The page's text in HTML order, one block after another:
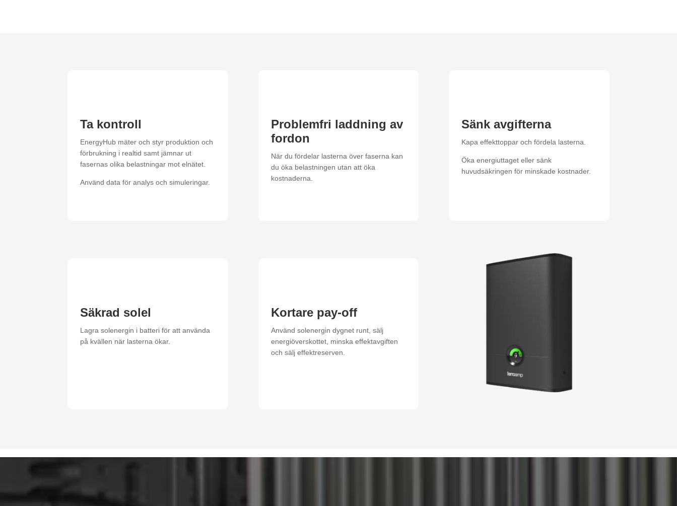
Ta kontroll
EnergyHub mäter och styr produktion och
förbrukning i realtid samt jämnar ut
fasernas olika belastningar mot elnätet.
Använd data för analys och simuleringar.
Problemfri laddning av
fordon
När du fördelar lasterna över faserna kan
du öka belastningen utan att öka
kostnaderna.
Sänk avgifterna
Kapa effekttoppar och fördela lasterna.
Öka energiuttaget eller sänk
huvudsäkringen för minskade kostnader.
Säkrad solel
Lagra solenergin i batteri för att använda
på kvällen när lasterna ökar.
Kortare pay-off
Använd solenergin dygnet runt, sälj
energiöverskottet, minska effektavgiften
och sälj effektreserven.